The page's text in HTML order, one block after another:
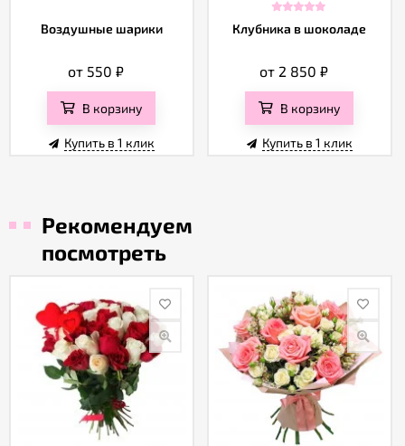
Воздушные шарики
от 550₽
В корзину
Купить в 1 клик
Клубника в шоколаде
от 2 850₽
В корзину
Купить в 1 клик
Рекомендуем
посмотреть